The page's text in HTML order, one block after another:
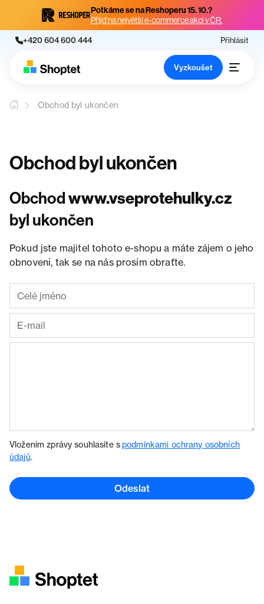
Potkáme se na Reshoperu 15. 10.?
Přijď na největší e-commerce akci v ČR.
+420 604 600 444 Přihlásit
Vyzkoušet
Obchod byl ukončen
Obchod byl ukončen
Obchodwww.vseprotehulky.cz
byl ukončen
Pokud jste majitel tohoto e-shopu a máte zájem o jeho
obnovení, tak se na nás prosím obraťte.
Vložením zprávy souhlasíte spodmínkami ochrany osobních
údajů.
Odeslat